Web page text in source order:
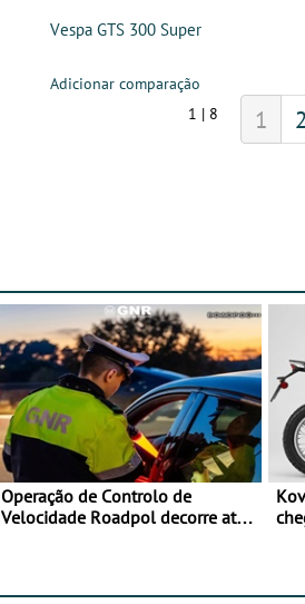
Vespa GTS 300 Super
Adicionar comparação
1 | 8
1 2
Operação de Controlo de
Velocidade Roadpol decorre até